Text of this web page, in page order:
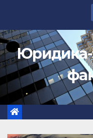
содержимому